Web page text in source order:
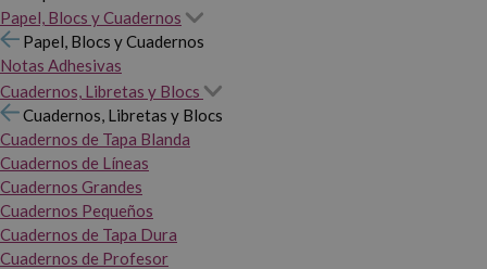
Papel, Blocs y Cuadernos
Papel, Blocs y Cuadernos
Notas Adhesivas
Cuadernos, Libretas y Blocs
Cuadernos, Libretas y Blocs
Cuadernos de Tapa Blanda
Cuadernos de Líneas
Cuadernos Grandes
Cuadernos Pequeños
Cuadernos de Tapa Dura
Cuadernos de Profesor